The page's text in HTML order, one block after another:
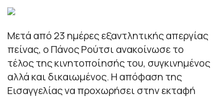
Μετά από 23 ημέρες εξαντλητικής απεργίας
πείνας, ο Πάνος Ρούτσι ανακοίνωσε το
τέλος της κινητοποίησής του, συγκινημένος
αλλά και δικαιωμένος. Η απόφαση της
Εισαγγελίας να προχωρήσει στην εκταφή